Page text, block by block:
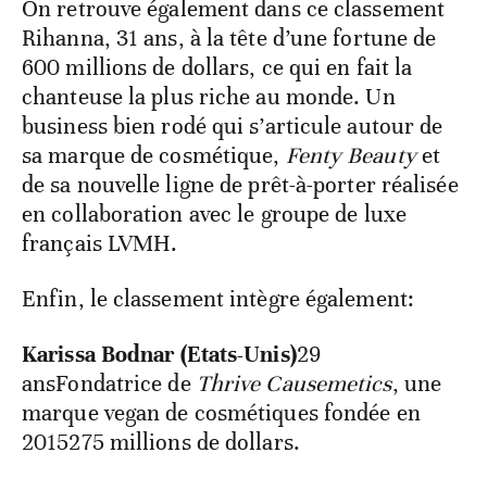
On retrouve également dans ce classement
Rihanna, 31 ans, à la tête d’une fortune de
600 millions de dollars, ce qui en fait la
chanteuse la plus riche au monde. Un
business bien rodé qui s’articule autour de
sa marque de cosmétique, Fenty Beautyet
de sa nouvelle ligne de prêt-à-porter réalisée
en collaboration avec le groupe de luxe
français LVMH.
Enfin, le classement intègre également:
Karissa Bodnar (Etats-Unis)29
ansFondatrice de Thrive Causemetics, une
marque vegan de cosmétiques fondée en
2015275 millions de dollars.